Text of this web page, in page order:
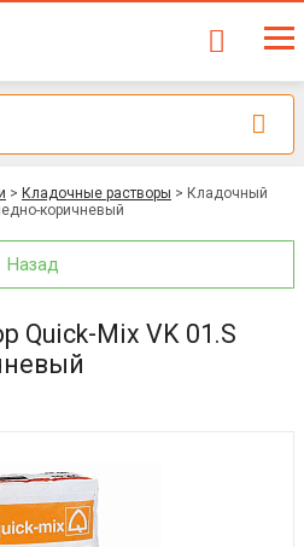
> Кладочные растворы > Кладочный
коричневый
Назад
Quick-Mix VK 01.S